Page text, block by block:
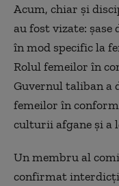
Acum, chiar şi
au fost vizate: şase
în mod specific la
Rolul femeilor în
Guvernul taliban a
femeilor în
culturii afgane şi a
Un membru al
confirmat